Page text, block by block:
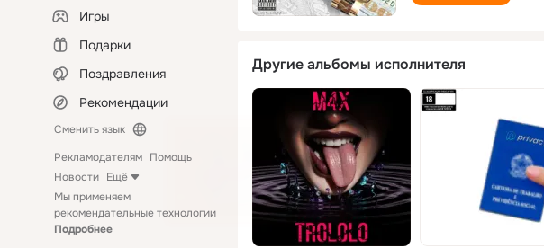
Игры
Подарки
Поздравления
Рекомендации
Сменить язык
Рекламодателям Помощь
Новости Ещё
Мы применяем
рекомендательные технологии
Подробнее
Другие альбомы исполнителя